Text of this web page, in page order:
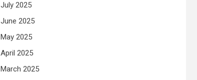
July 2025
June 2025
May 2025
April 2025
March 2025